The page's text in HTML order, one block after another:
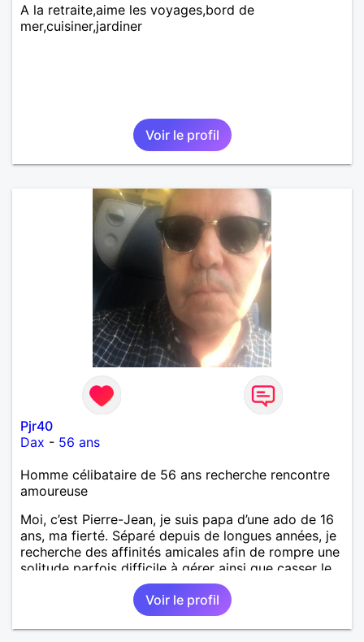
A la retraite,aime les voyages,bord de
mer,cuisiner,jardiner
Voir le profil
Pjr40
Dax - 56 ans
Homme célibataire de 56 ans recherche rencontre
amoureuse
Moi, c’est Pierre-Jean, je suis papa d’une ado de 16
ans, ma fierté. Séparé depuis de longues années, je
recherche des affinités amicales afin de rompre une
solitude parfois difficile à gérer ainsi que casser le
vague à l’âme. L’amitié reste extrêmement
importante à mes yeux mais peut se décliner en des
sentiments plus puissants. « Le temps fera son
œuvre » disait Arthur Schopenhauer, philosophe
Voir le profil